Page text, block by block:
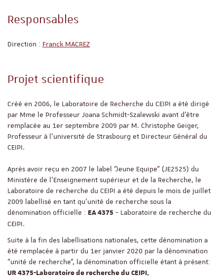
Responsables
Direction : Franck MACREZ
Projet scientifique
Créé en 2006, le Laboratoire de Recherche du CEIPI a été dirigé
par Mme le Professeur Joana Schmidt-Szalewski avant d'être
remplacée au 1er septembre 2009 par M. Christophe Geiger,
Professeur à l'université de Strasbourg et Directeur Général du
CEIPI.
Après avoir reçu en 2007 le label "Jeune Equipe" (JE2525) du
Ministère de l'Enseignement supérieur et de la Recherche, le
Laboratoire de recherche du CEIPI a été depuis le mois de juillet
2009 labellisé en tant qu'unité de recherche sous la
dénomination officielle : EA 4375 - Laboratoire de recherche du
CEIPI.
Suite à la fin des labellisations nationales, cette dénomination a
été remplacée à partir du 1er janvier 2020 par la dénomination
"unité de recherche", la dénomination officielle étant à présent:
UR 4375-Laboratoire de recherche du CEIPI.